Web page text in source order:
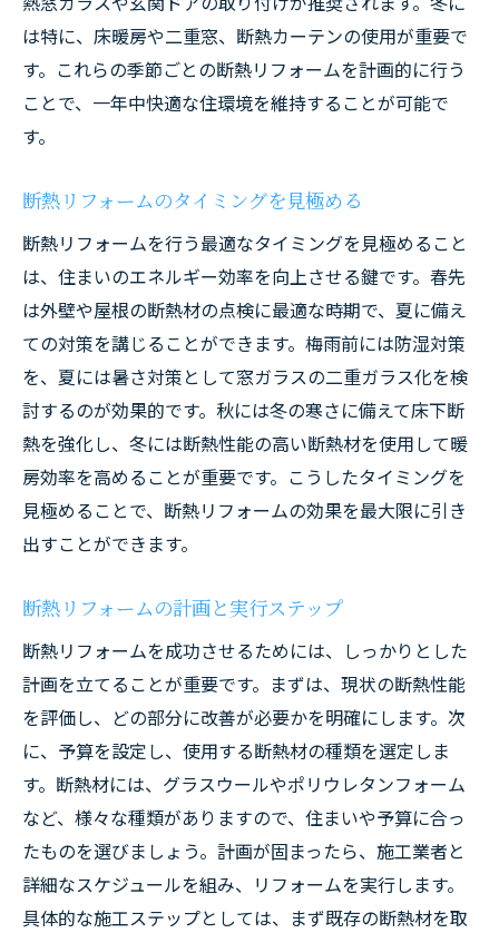
は特に、床暖房や二重窓、断熱カーテンの使用が重要で
す。これらの季節ごとの断熱リフォームを計画的に行う
ことで、一年中快適な住環境を維持することが可能で
す。
断熱リフォームのタイミングを見極める
断熱リフォームを行う最適なタイミングを見極めること
は、住まいのエネルギー効率を向上させる鍵です。春先
は外壁や屋根の断熱材の点検に最適な時期で、夏に備え
ての対策を講じることができます。梅雨前には防湿対策
を、夏には暑さ対策として窓ガラスの二重ガラス化を検
討するのが効果的です。秋には冬の寒さに備えて床下断
熱を強化し、冬には断熱性能の高い断熱材を使用して暖
房効率を高めることが重要です。こうしたタイミングを
見極めることで、断熱リフォームの効果を最大限に引き
出すことができます。
断熱リフォームの計画と実行ステップ
断熱リフォームを成功させるためには、しっかりとした
計画を立てることが重要です。まずは、現状の断熱性能
を評価し、どの部分に改善が必要かを明確にします。次
に、予算を設定し、使用する断熱材の種類を選定しま
す。断熱材には、グラスウールやポリウレタンフォーム
など、様々な種類がありますので、住まいや予算に合っ
たものを選びましょう。計画が固まったら、施工業者と
詳細なスケジュールを組み、リフォームを実行します。
具体的な施工ステップとしては、まず既存の断熱材を取